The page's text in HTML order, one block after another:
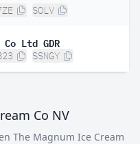
SOLV
Ltd GDR
SSNGY
Co NV
The Magnum Ice Cream